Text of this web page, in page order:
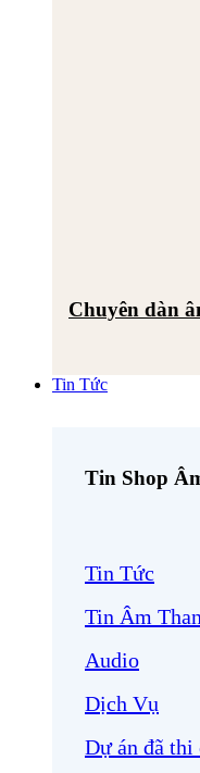
Chuyên dàn
Tin Tức
Tin Shop
Tin Tức
Tin Âm
Audio
Dịch Vụ
Dự án đã thi